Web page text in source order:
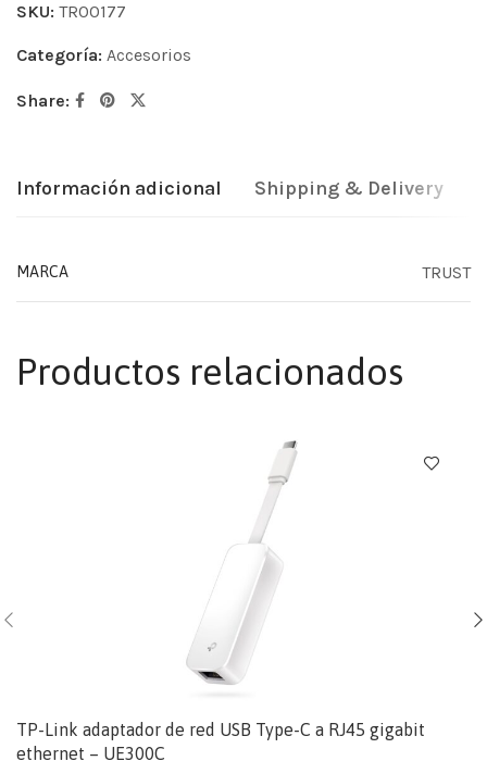
SKU: TR00177
Categoría: Accesorios
Share:
Información adicional Shipping & Delivery
MARCA TRUST
Productos relacionados
TP-Link adaptador de red USB Type-C a RJ45 gigabit
ethernet – UE300C